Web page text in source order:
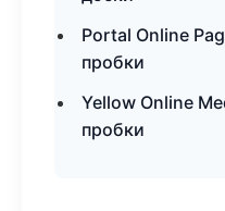
Portal Online
пробки
Yellow Online
пробки